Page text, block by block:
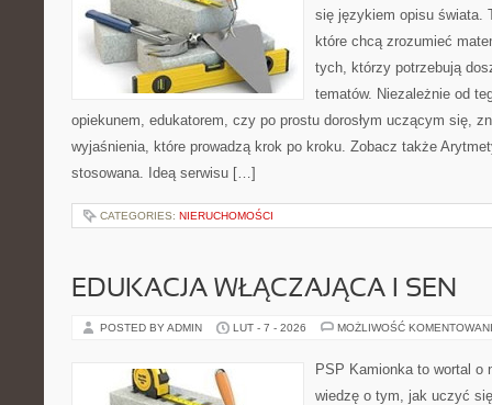
się językiem opisu świata.
które chcą zrozumieć
tych, którzy potrzebują
tematów. Niezależnie od
opiekunem, edukatorem, czy po prostu dorosłym uczącym się,
wyjaśnienia, które prowadzą krok po kroku. Zobacz także
stosowana. Ideą serwisu […]
CATEGORIES: NIERUCHOMOŚCI
EDUKACJA WŁĄCZAJĄCA I SEN
POSTED BY ADMIN LUT - 7 - 2026 MOŻLIWOŚĆ
PSP Kamionka to wortal o
wiedzę o tym, jak uczyć